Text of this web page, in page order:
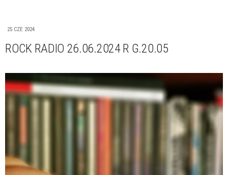
25 CZE 2024
ROCK RADIO 26.06.2024 R G.20.05